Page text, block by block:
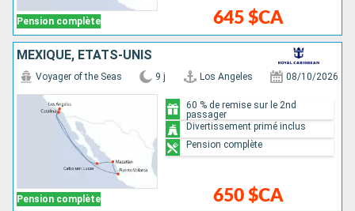
Pension complète 645 $CA
MEXIQUE, ÉTATS-UNIS
Pension complète
Voyager of the Seas 9 j Los Angeles 08/10/2026
650 $CA
60 % de remise sur le 2nd
passager
Divertissement primé inclus
Pension complète